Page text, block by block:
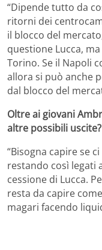
“Dipende tutto da
ritorni dei
il blocco del
questione Lucca,
Torino. Se il Napoli
allora si può anche
dal blocco del
Oltre ai giovani
altre possibili uscite?
“Bisogna capire se
restando così legati
cessione di Lucca.
resta da capire
magari facendo